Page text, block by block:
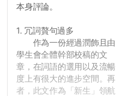
本身評論。
1. 冗詞贅句過多
作為一份經過潤飾且由
學生會全體幹部校稿的文
章，在詞語的選用以及流暢
度上有很大的進步空間。再
者，此文作為「新生」領航